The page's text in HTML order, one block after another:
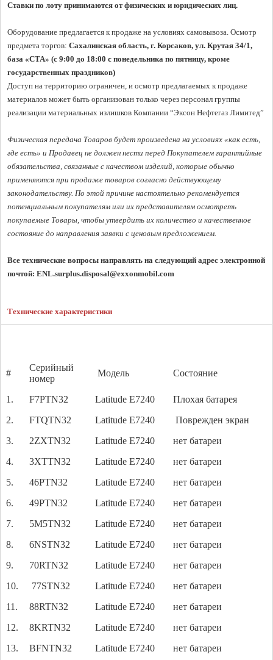
Ставки по лоту принимаются от физических и юридических лиц.
Оборудование предлагается к продаже на условиях самовывоза. Осмотр
предмета торгов: Сахалинская область, г. Корсаков, ул. Крутая 34/1,
база «СТА» (с 9:00 до 18:00 с понедельника по пятницу, кроме
государственных праздников)
Доступ на территорию ограничен, и осмотр предлагаемых к продаже
материалов может быть организован только через персонал группы
реализации материальных излишков Компании “Эксон Нефтегаз Лимитед”
Физическая передача Товаров будет произведена на условиях «как есть,
где есть» и Продавец не должен нести перед Покупателем гарантийные
обязательства, связанные с качеством изделий, которые обычно
применяются при продаже товаров согласно действующему
законодательству. По этой причине настоятельно рекомендуется
потенциальным покупателям или их представителям осмотреть
покупаемые Товары, чтобы утвердить их количество и качественное
состояние до направления заявки с ценовым предложением.
Все технические вопросы направлять на следующий адрес электронной
почтой: ENL.surplus.disposal@exxonmobil.com
Технические характеристики
#
Серийный
номер
Модель Состояние
1. F7PTN32 Latitude E7240
Плохая батарея
2.
FTQTN32 Latitude E7240
Поврежден экран
3.
2ZXTN32 Latitude E7240
нет батареи
4.
3XTTN32 Latitude E7240
нет батареи
5.
46PTN32 Latitude E7240
нет батареи
6.
49PTN32 Latitude E7240
нет батареи
7.
5M5TN32 Latitude E7240
нет батареи
8.
6NSTN32 Latitude E7240
нет батареи
9.
70RTN32 Latitude E7240
нет батареи
10.
77STN32 Latitude E7240
нет батареи
11.
88RTN32 Latitude E7240
нет батареи
12.
8KRTN32 Latitude E7240
нет батареи
13.
BFNTN32 Latitude E7240
нет батареи